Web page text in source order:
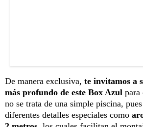
De manera exclusiva, te invitamos a
más profundo de este Box Azul para
no se trata de una simple piscina,
diferentes detalles especiales como